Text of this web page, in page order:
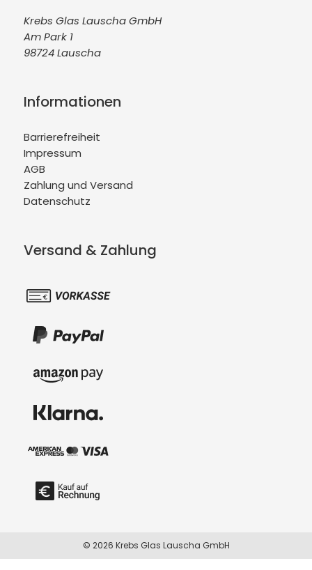
Krebs Glas Lauscha GmbH
Am Park 1
98724 Lauscha
Informationen
Barrierefreiheit
Impressum
AGB
Zahlung und Versand
Datenschutz
Versand & Zahlung
© 2026 Krebs Glas Lauscha GmbH